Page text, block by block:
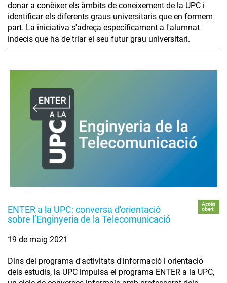
donar a conèixer els àmbits de coneixement de la UPC i
identificar els diferents graus universitaris que en formem
part. La iniciativa s'adreça específicament a l'alumnat
indecís que ha de triar el seu futur grau universitari.
ENTER a la UPC: conversa d'orientació
sobre l’Enginyeria de la Telecomunicació
Accés
obert
19 de maig 2021
Dins del programa d'activitats d'informació i orientació
dels estudis, la UPC impulsa el programa ENTER a la UPC,